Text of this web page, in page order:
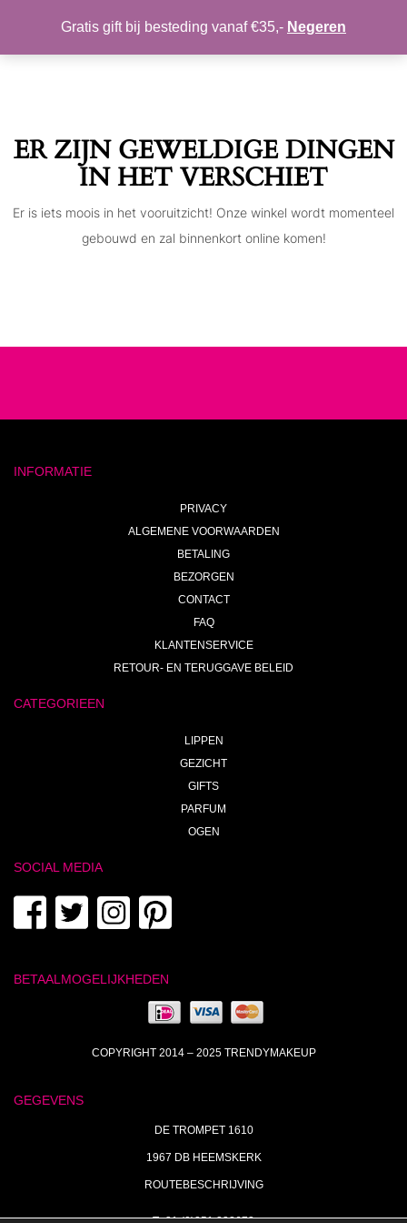
Toggle
MIJN ACCOUNT VERLANGLIJST
ER ZIJN GEWELDIGE DINGEN
IN HET VERSCHIET
Er is iets moois in het vooruitzicht! Onze winkel wordt momenteel
gebouwd en zal binnenkort online komen!
INFORMATIE
PRIVACY
ALGEMENE VOORWAARDEN
BETALING
BEZORGEN
CONTACT
FAQ
KLANTENSERVICE
RETOUR- EN TERUGGAVE BELEID
CATEGORIEEN
LIPPEN
GEZICHT
GIFTS
PARFUM
OGEN
SOCIAL MEDIA
BETAALMOGELIJKHEDEN
COPYRIGHT 2014 – 2025 TRENDYMAKEUP
GEGEVENS
DE TROMPET 1610
1967 DB HEEMSKERK
ROUTEBESCHRIJVING
Gratis gift bij besteding vanaf €35,- Negeren